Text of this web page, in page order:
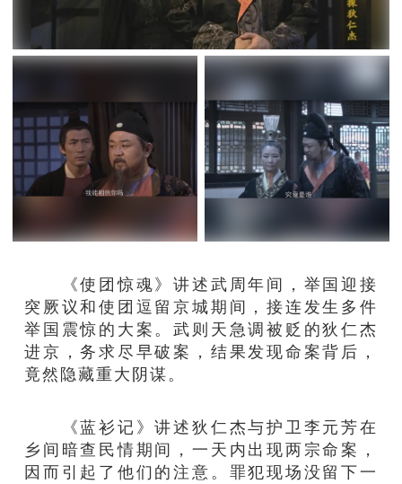
《使团惊魂》讲述武周年间，举国迎接
突厥议和使团逗留京城期间，接连发生多件
举国震惊的大案。武则天急调被贬的狄仁杰
进京，务求尽早破案，结果发现命案背后，
竟然隐藏重大阴谋。
《蓝衫记》讲述狄仁杰与护卫李元芳在
乡间暗查民情期间，一天内出现两宗命案，
因而引起了他们的注意。罪犯现场没留下一